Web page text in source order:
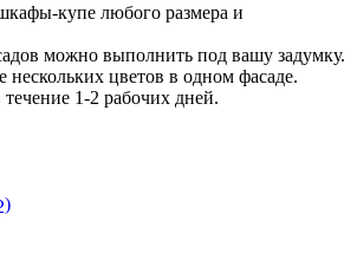
купе любого размера и
можно выполнить под вашу задумку.
нескольких цветов в одном фасаде.
течение 1-2 рабочих дней.